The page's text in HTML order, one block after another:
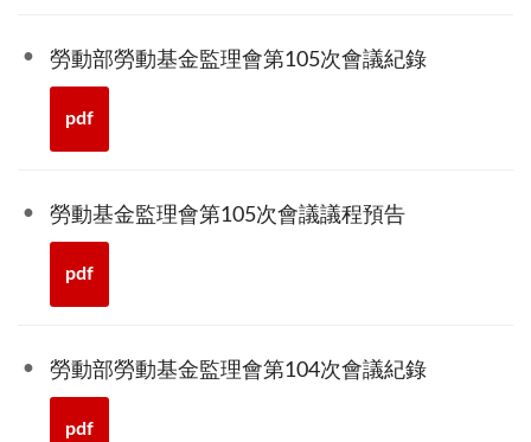
勞動部勞動基金監理會第105次會議紀錄
pdf
勞動基金監理會第105次會議議程預告
pdf
勞動部勞動基金監理會第104次會議紀錄
pdf